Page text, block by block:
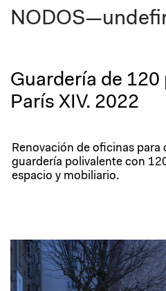
contenido
Guardería de 120
París XIV. 2022
Renovación de oficinas para
guardería polivalente con
espacio y mobiliario.